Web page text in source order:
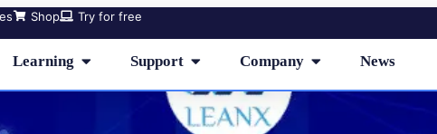
Shop Try for free
Learning Support Company News